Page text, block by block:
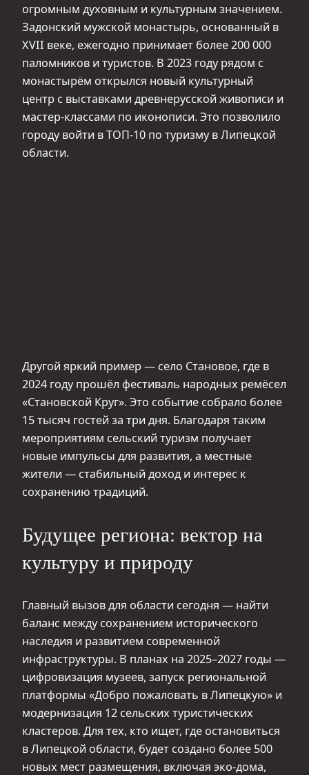
огромным духовным и культурным значением.
Задонский мужской монастырь, основанный в
XVII веке, ежегодно принимает более 200 000
паломников и туристов. В 2023 году рядом с
монастырём открылся новый культурный
центр с выставками древнерусской живописи и
мастер-классами по иконописи. Это позволило
городу войти в ТОП-10 по туризму в Липецкой
области.
Другой яркий пример — село Становое, где в
2024 году прошёл фестиваль народных ремёсел
«Становской Круг». Это событие собрало более
15 тысяч гостей за три дня. Благодаря таким
мероприятиям сельский туризм получает
новые импульсы для развития, а местные
жители — стабильный доход и интерес к
сохранению традиций.
Будущее региона: вектор на
культуру и природу
Главный вызов для области сегодня — найти
баланс между сохранением исторического
наследия и развитием современной
инфраструктуры. В планах на 2025–2027 годы —
цифровизация музеев, запуск региональной
платформы «Добро пожаловать в Липецкую» и
модернизация 12 сельских туристических
кластеров. Для тех, кто ищет, где остановиться
в Липецкой области, будет создано более 500
новых мест размещения, включая эко-дома,